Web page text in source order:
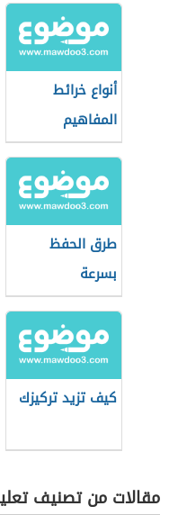
أنواع خرائط
المفاهيم
طرق الحفظ
بسرعة
كيف تزيد تركيزك
مقالات من تصنيف